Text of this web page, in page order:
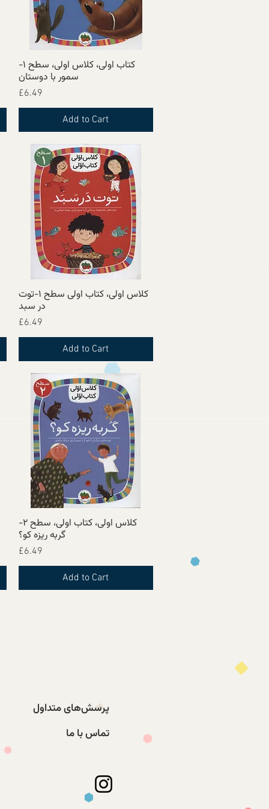
Quick View
کتاب اولی، کلاس اولی، سطح ۱-
سمور با دوستان
Price
£6.49
Add to Cart
Quick View
کلاس اولی، کتاب اولی سطح ۱-توت
در سبد
Price
£6.49
Add to Cart
Quick View
کلاس اولی، کتاب اولی، سطح ۲-
گربه ریزه کو؟
Price
£6.49
Add to Cart
پرسش‌های متداول
تماس با ما